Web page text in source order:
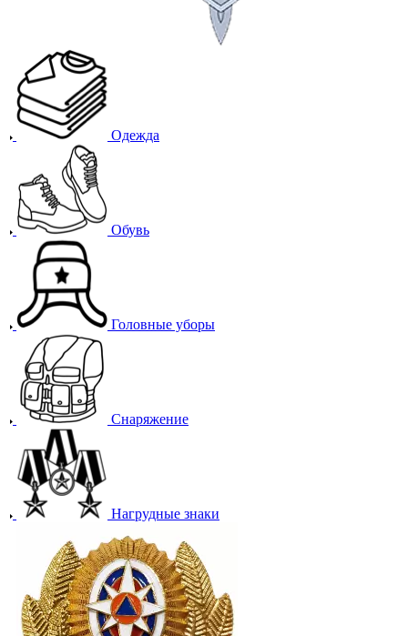
Одежда
Обувь
Головные уборы
Снаряжение
Нагрудные знаки